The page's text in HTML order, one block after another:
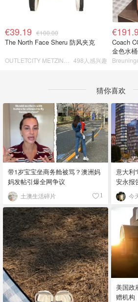
€39.19 €100.00
The North Face Sheru 防风夹克
498人感兴趣
Coach
金色水
猜你喜欢
带1岁宝宝坐商务舱被骂？澳洲妈
妈发帖引爆全网争议
土澳生活碎片 1
意大利
安永报
宠！ 今
美国政
赠机构